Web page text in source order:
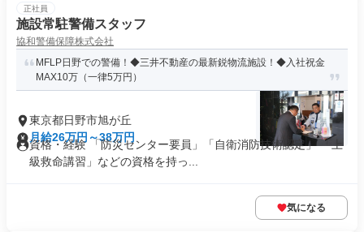
正社員
施設常駐警備スタッフ
協和警備保障株式会社
MFLP日野での警備！◆三井不動産の最新鋭物流施設！◆入社祝金
MAX10万（一律5万円）
東京都日野市旭が丘
月給26万円～38万円
資格・経験 「防災センター要員」「自衛消防技術認定」 「上
級救命講習」などの資格を持っ...
気になる